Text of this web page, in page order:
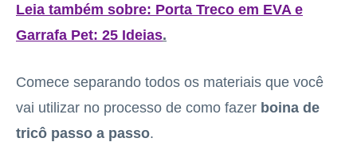
Leia também sobre: Porta Treco em EVA e
Garrafa Pet: 25 Ideias.
Comece separando todos os materiais que você
vai utilizar no processo de como fazer boina de
tricô passo a passo.